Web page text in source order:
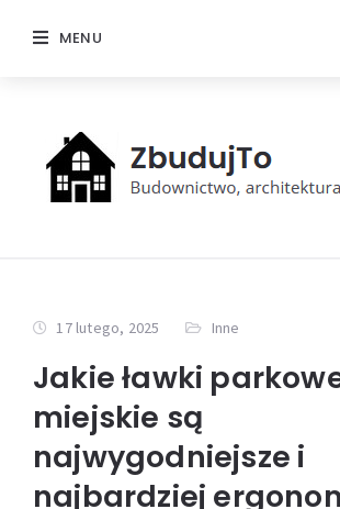
MENU
17 lutego, 2025 Inne
Jakie ławki
miejskie są
najwygodniejsze i
najbardziej